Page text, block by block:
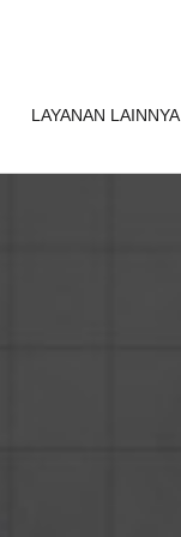
LAYANAN LAINNYA